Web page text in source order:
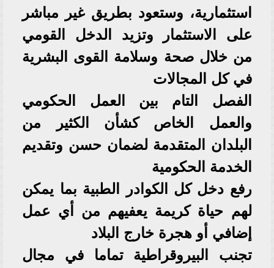
استثمارية، وستعود بطريق غير مباشر
على الاستثمار وتزيد الدخل القومي
من خلال صحة وسلامة القوى البشرية
في كل المجالات
الفصل التام بين العمل الحكومي
والعمل الخاص كشأن الكثير من
البلدان المتقدمة لضمان حسن وتقديم
الخدمة الحكومية
رفع دخل كل الكوادر الطبية بما يمكن
لهم حياة كريمة يعفيهم من أي عمل
إضافي أو هجرة خارج البلاد
تجنب البيروقراطية تماما في مجال